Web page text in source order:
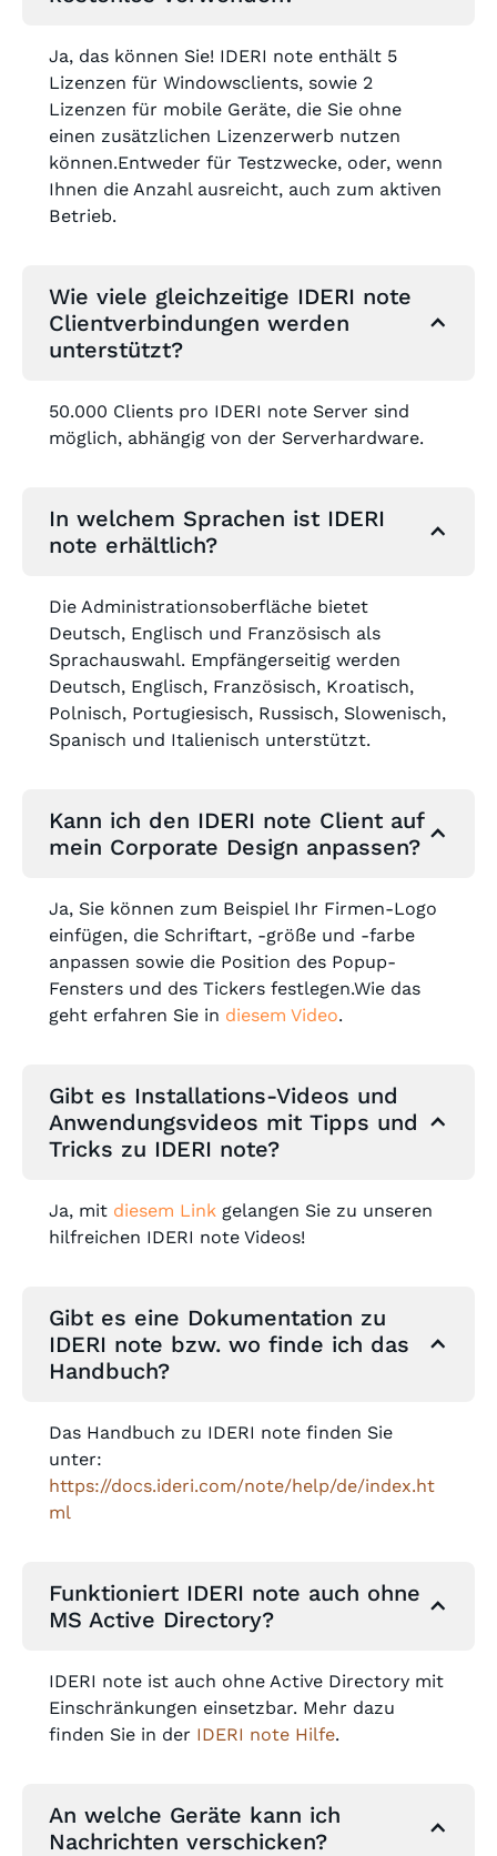
Ja, das können Sie! IDERI note enthält 5
Lizenzen für Windowsclients, sowie 2
Lizenzen für mobile Geräte, die Sie ohne
einen zusätzlichen Lizenzerwerb nutzen
können.Entweder für Testzwecke, oder, wenn
Ihnen die Anzahl ausreicht, auch zum aktiven
Betrieb.
Wie viele gleichzeitige IDERI note
Clientverbindungen werden
unterstützt?
50.000 Clients pro IDERI note Server sind
möglich, abhängig von der Serverhardware.
In welchem Sprachen ist IDERI
note erhältlich?
Die Administrationsoberfläche bietet
Deutsch, Englisch und Französisch als
Sprachauswahl. Empfängerseitig werden
Deutsch, Englisch, Französisch, Kroatisch,
Polnisch, Portugiesisch, Russisch, Slowenisch,
Spanisch und Italienisch unterstützt.
Kann ich den IDERI note Client auf
mein Corporate Design anpassen?
Ja, Sie können zum Beispiel Ihr Firmen-Logo
einfügen, die Schriftart, -größe und -farbe
anpassen sowie die Position des Popup-
Fensters und des Tickers festlegen.Wie das
geht erfahren Sie in diesem Video.
Gibt es Installations-Videos und
Anwendungsvideos mit Tipps und
Tricks zu IDERI note?
Ja, mit diesem Linkgelangen Sie zu unseren
hilfreichen IDERI note Videos!
Gibt es eine Dokumentation zu
IDERI note bzw. wo finde ich das
Handbuch?
Das Handbuch zu IDERI note finden Sie
unter:
https://docs.ideri.com/note/help/de/index.ht
ml
Funktioniert IDERI note auch ohne
MS Active Directory?
IDERI note ist auch ohne Active Directory mit
Einschränkungen einsetzbar. Mehr dazu
finden Sie in der IDERI note Hilfe.
An welche Geräte kann ich
Nachrichten verschicken?